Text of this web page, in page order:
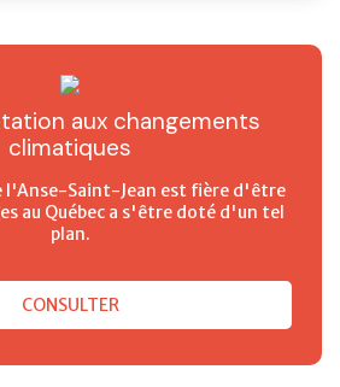
aux changements
climatiques
l'Anse-Saint-Jean est fière d'être
au Québec a s'être doté d'un tel
plan.
CONSULTER